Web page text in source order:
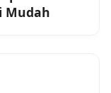
Mudah